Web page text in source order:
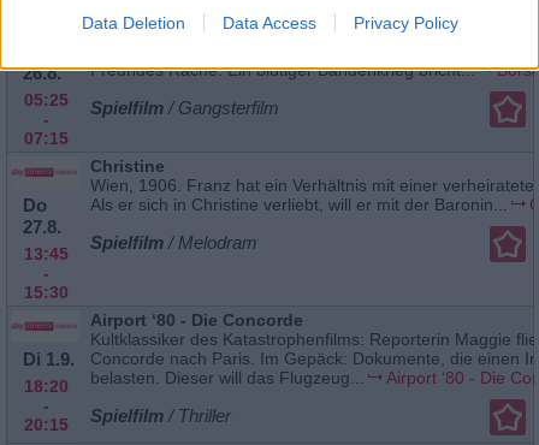
Data Deletion Data Access Privacy Policy
26.8.
05:25
-
07:15
Borsalino & Co
Beinharte Gangsterstory mit Alain Delon: Marseille in den
Freundes Rache. Ein blutiger Bandenkrieg bricht...
Spielfilm / Gangsterfilm
Do
27.8.
13:45
-
15:30
Christine
Wien, 1906. Franz hat ein Verhältnis mit einer
Als er sich in Christine verliebt, will er mit der Baronin...
Spielfilm / Melodram
Di 1.9.
18:20
-
20:15
Airport ‘80 - Die Concorde
Kultklassiker des Katastrophenfilms: Reporterin Maggie
Concorde nach Paris. Im Gepäck: Dokumente, die einen
belasten. Dieser will das Flugzeug...
Airport ‘80 - Die
Spielfilm / Thriller